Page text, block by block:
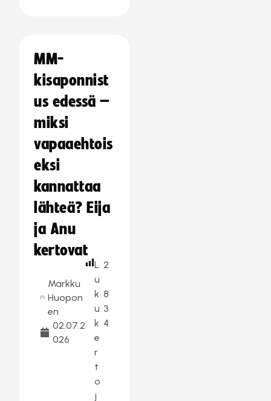
MM-
kisaponnist
us edessä –
miksi
vapaaehtois
eksi
kannattaa
lähteä? Eija
ja Anu
kertovat
Markku
Huopon
en
02.07.2
026
L
u
k
u
k
e
r
t
o
j
2
8
3
4